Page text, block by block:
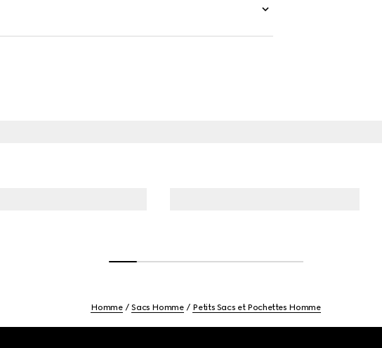
Homme Sacs Homme Petits Sacs et Pochettes Homme